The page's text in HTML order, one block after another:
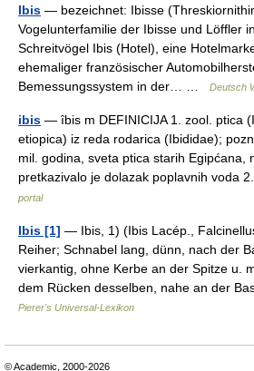
Ibis — bezeichnet: Ibisse
Vogelunterfamilie der Ibisse und Löffler
Schreitvögel Ibis (Hotel), eine
ehemaliger französischer
Bemessungssystem in der… …
Deutsch
ibis — ȋbis m DEFINICIJA 1. zool. ptica
etiopica) iz reda rodarica (Ibididae);
mil. godina, sveta ptica starih Egipćana,
pretkazivalo je dolazak poplavnih
portal
Ibis [1] — Ibis, 1) (Ibis Lacép.,
Reiher; Schnabel lang, dünn, nach der
vierkantig, ohne Kerbe an der Spitze u.
dem Rücken desselben, nahe an der
Pierer's Universal-Lexikon
© Academic, 2000-2026